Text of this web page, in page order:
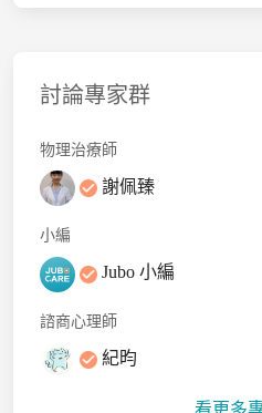
討論專家群
物理治療師
謝佩臻
小編
Jubo 小編
諮商心理師
紀昀